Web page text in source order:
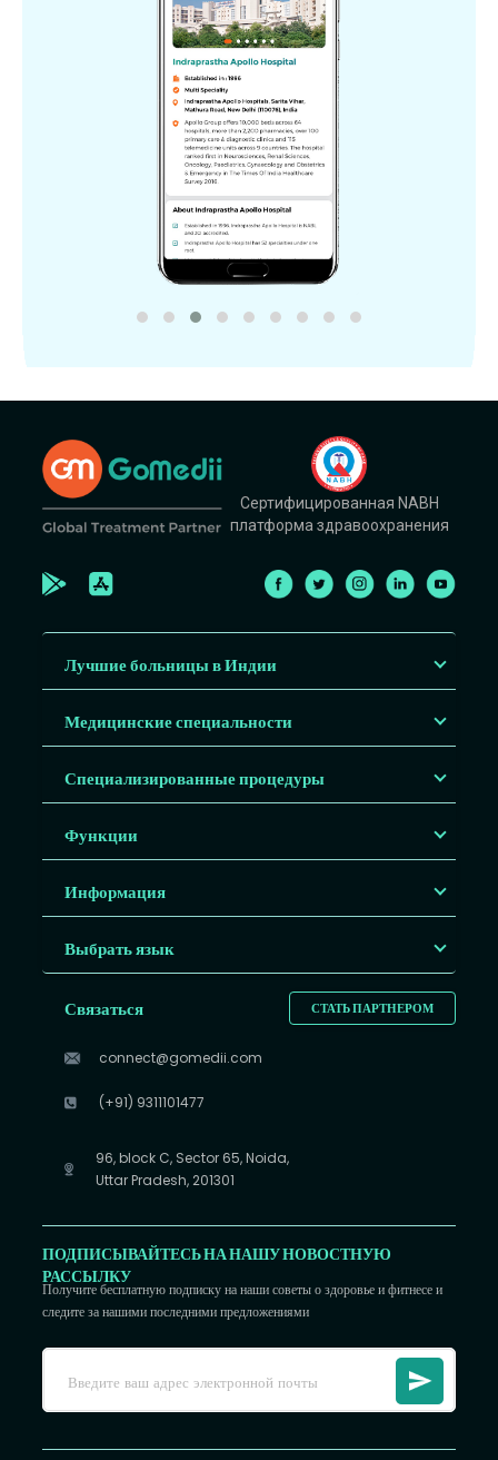
Сертифицированная NABH
платформа здравоохранения
Лучшие больницы в Индии
Медицинские специальности
Специализированные процедуры
Функции
Информация
Выбрать язык
СТАТЬ ПАРТНЕРОМ
Связаться
connect@gomedii.com
(+91) 9311101477
96, block C, Sector 65, Noida,
Uttar Pradesh, 201301
ПОДПИСЫВАЙТЕСЬ НА НАШУ НОВОСТНУЮ
РАССЫЛКУ
Получите бесплатную подписку на наши советы о здоровье и фитнесе и
следите за нашими последними предложениями